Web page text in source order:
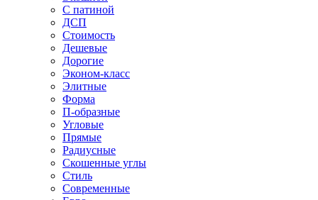
С патиной
ДСП
Стоимость
Дешевые
Дорогие
Эконом-класс
Элитные
Форма
П-образные
Угловые
Прямые
Радиусные
Скошенные углы
Стиль
Современные